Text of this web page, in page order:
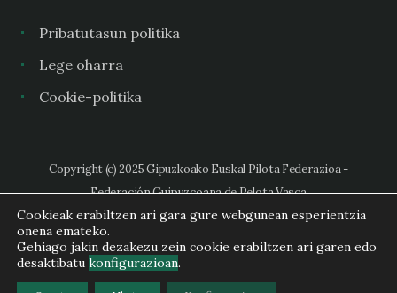
Pribatutasun politika
Lege oharra
Cookie-politika
Copyright (c) 2025 Gipuzkoako Euskal Pilota Federazioa -
Federación Guipuzcoana de Pelota Vasca
Cookieak erabiltzen ari gara gure webgunean esperientzia
onena emateko.
Gehiago jakin dezakezu zein cookie erabiltzen ari garen edo
desaktibatu konfigurazioan.